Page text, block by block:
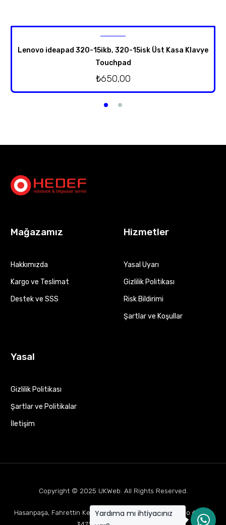
Lenovo ideapad 320-15ikb, 320-15isk Üst Kasa Klavye
Touchpad
₺650,00
Mağazamız
Hakkımızda
Kargo ve Teslimat
Destek ve SSS
Hizmetler
Yasal Uyarı
Gizlilik Politikası
Risk Bildirimi
Şartlar ve Koşullar
Yasal
Gizlilik Politikası
Şartlar ve Politikalar
İletişim
Copyright © 2025 UKWeb . All Rights Reserved.
Hasanpaşa, Fahrettin Kerim Gökay Cd Mukaddes Apt No:63 D:1,
Yardıma mı ihtiyacınız